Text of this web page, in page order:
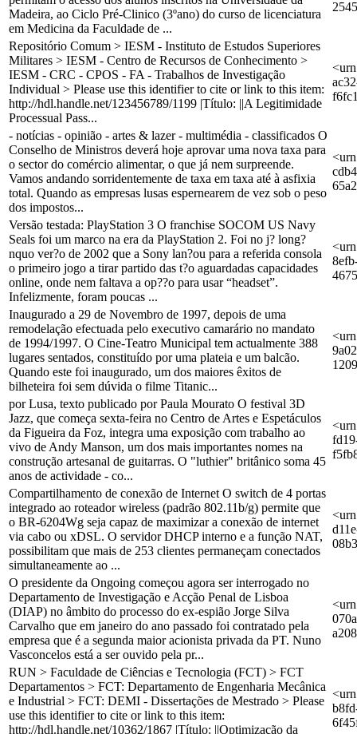
Madeira, ao Ciclo Pré-Clinico (3ºano) do curso de licenciatura
em Medicina da Faculdade de ...
Repositório Comum > IESM - Instituto de Estudos Superiores
Militares > IESM - Centro de Recursos de Conhecimento >
IESM - CRC - CPOS - FA - Trabalhos de Investigação
Individual > Please use this identifier to cite or link to this item:
http://hdl.handle.net/123456789/1199 |Título: ||A Legitimidade
Processual Pass...
- notícias - opinião - artes & lazer - multimédia - classificados O
Conselho de Ministros deverá hoje aprovar uma nova taxa para
o sector do comércio alimentar, o que já nem surpreende.
Vamos andando sorridentemente de taxa em taxa até à asfixia
total. Quando as empresas lusas espernearem de vez sob o peso
dos impostos...
Versão testada: PlayStation 3 O franchise SOCOM US Navy
Seals foi um marco na era da PlayStation 2. Foi no j? long?
nquo ver?o de 2002 que a Sony lan?ou para a referida consola
o primeiro jogo a tirar partido das t?o aguardadas capacidades
online, onde nem faltava a op??o para usar “headset”.
Infelizmente, foram poucas ...
Inaugurado a 29 de Novembro de 1997, depois de uma
remodelação efectuada pelo executivo camarário no mandato
de 1994/1997. O Cine-Teatro Municipal tem actualmente 388
lugares sentados, constituído por uma plateia e um balcão.
Quando este foi inaugurado, um dos maiores êxitos de
bilheteira foi sem dúvida o filme Titanic...
por Lusa, texto publicado por Paula Mourato O festival 3D
Jazz, que começa sexta-feira no Centro de Artes e Espetáculos
da Figueira da Foz, integra uma exposição com trabalho ao
vivo de Andy Manson, um dos mais importantes nomes na
construção artesanal de guitarras. O "luthier" britânico soma 45
anos de actividade - co...
Compartilhamento de conexão de Internet O switch de 4 portas
integrado ao roteador wireless (padrão 802.11b/g) permite que
o BR-6204Wg seja capaz de maximizar a conexão de internet
via cabo ou xDSL. O servidor DHCP interno e a função NAT,
possibilitam que mais de 253 clientes permaneçam conectados
simultaneamente ao ...
O presidente da Ongoing começou agora ser interrogado no
Departamento de Investigação e Acção Penal de Lisboa
(DIAP) no âmbito do processo do ex-espião Jorge Silva
Carvalho que em janeiro do ano passado foi contratado pela
empresa que é a segunda maior acionista privada da PT. Nuno
Vasconcelos está a ser ouvido pela pr...
RUN > Faculdade de Ciências e Tecnologia (FCT) > FCT
Departamentos > FCT: Departamento de Engenharia Mecânica
e Industrial > FCT: DEMI - Dissertações de Mestrado > Please
use this identifier to cite or link to this item:
http://hdl.handle.net/10362/1867 |Título: ||Optimização da